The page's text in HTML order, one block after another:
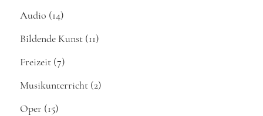
Audio (14)
Bildende Kunst (11)
Freizeit (7)
Musikunterricht (2)
Oper (15)